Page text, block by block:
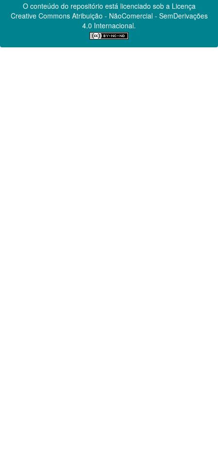
O conteúdo do repositório está licenciado sob a Licença
Creative CommonsAtribuição - NãoComercial - SemDerivações
4.0 Internacional.